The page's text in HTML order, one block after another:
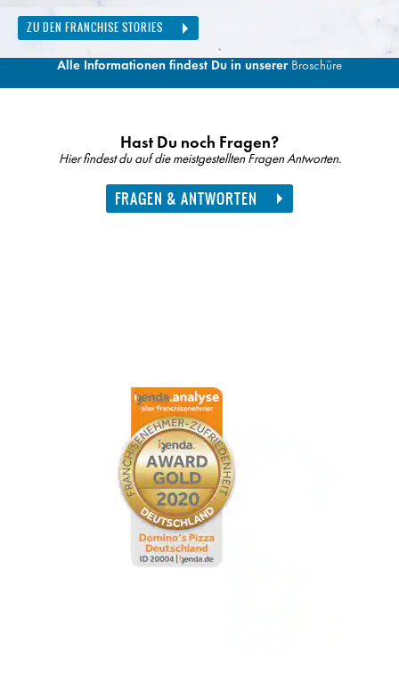
ZU DEN FRANCHISE STORIES
Alle Informationen findest Du in unserer Broschüre
Hast Du noch Fragen?
Hier findest du auf die meistgestellten Fragen Antworten.
FRAGEN & ANTWORTEN